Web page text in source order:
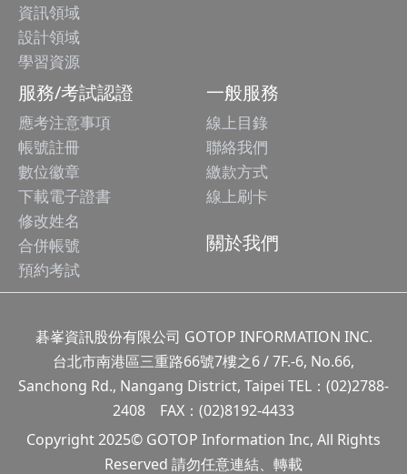
資訊領域
設計領域
學習資源
服務/考試認證
應考注意事項
帳號註冊
數位徽章
下載電子證書
修改姓名
合併帳號
預約考試
一般服務
線上目錄
聯絡我們
繳款方式
線上刷卡
關於我們
碁峯資訊股份有限公司 GOTOP INFORMATION INC.
台北市南港區三重路66號7樓之6 / 7F.-6, No.66,
Sanchong Rd., Nangang District, Taipei TEL：(02)2788-
2408 FAX：(02)8192-4433
Copyright 2025© GOTOP Information Inc, All Rights
Reserved 請勿任意連結、轉載